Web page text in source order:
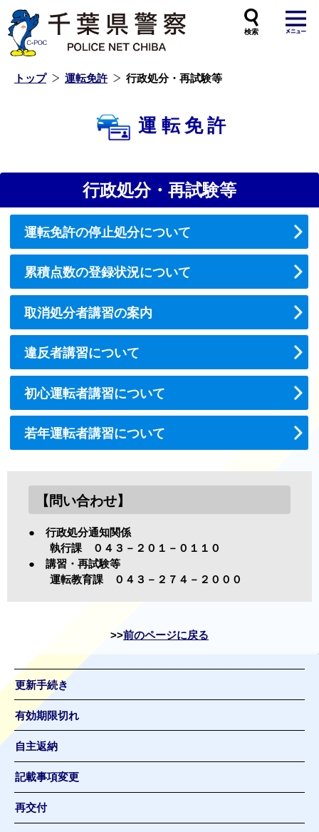
トップ 運転免許 行政処分・再試験等
運転免許
行政処分・再試験等
運転免許の停止処分について
累積点数の登録状況について
取消処分者講習の案内
違反者講習について
初心運転者講習について
若年運転者講習について
【問い合わせ】
● 行政処分通知関係
執行課 ０４３－２０１－０１１０
● 講習・再試験等
運転教育課 ０４３－２７４－２０００
前のページに戻る
更新手続き
有効期限切れ
自主返納
記載事項変更
再交付